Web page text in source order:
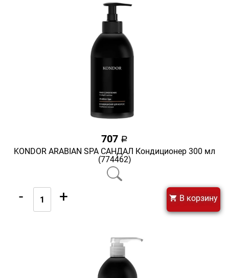
707 a
KONDOR ARABIAN SPA САНДАЛ Кондиционер 300 мл
(774462)
- + В корзину